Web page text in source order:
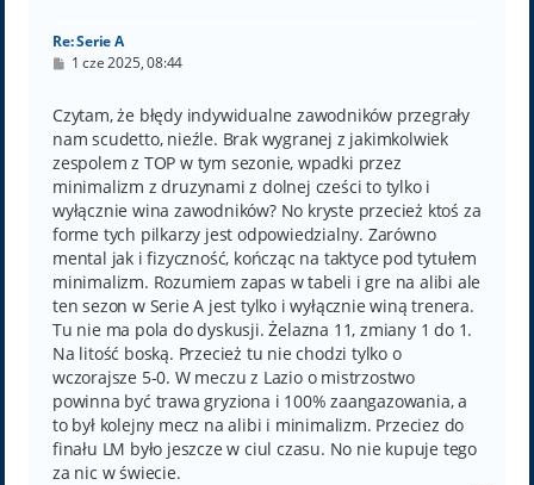
Re: Serie A
P
t
1 cze 2025, 08:44
Czytam, że błędy indywidualne zawodników przegrały
nam scudetto, nieźle. Brak wygranej z jakimkolwiek
zespolem z TOP w tym sezonie, wpadki przez
minimalizm z druzynami z dolnej cześci to tylko i
wyłącznie wina zawodników? No kryste przecież ktoś za
forme tych pilkarzy jest odpowiedzialny. Zarówno
mental jak i fizyczność, kończąc na taktyce pod tytułem
minimalizm. Rozumiem zapas w tabeli i gre na alibi ale
ten sezon w Serie A jest tylko i wyłącznie winą trenera.
Tu nie ma pola do dyskusji. Żelazna 11, zmiany 1 do 1.
Na litość boską. Przecież tu nie chodzi tylko o
wczorajsze 5-0. W meczu z Lazio o mistrzostwo
powinna być trawa gryziona i 100% zaangazowania, a
to był kolejny mecz na alibi i minimalizm. Przeciez do
finału LM było jeszcze w ciul czasu. No nie kupuje tego
za nic w świecie.